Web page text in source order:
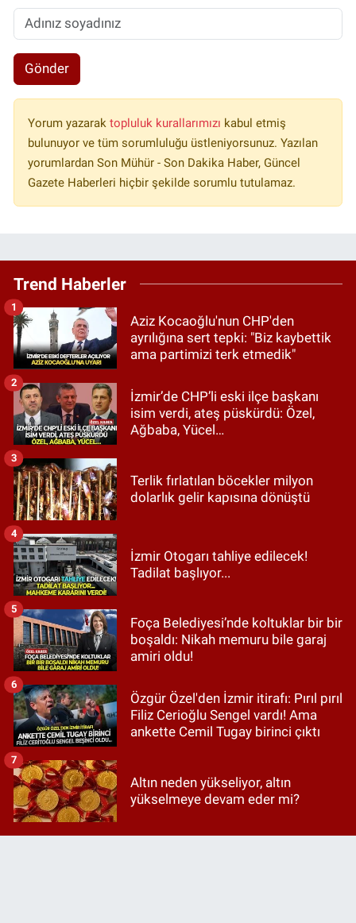
Gönder
Yorum yazarak topluluk kurallarımızı kabul etmiş
bulunuyor ve tüm sorumluluğu üstleniyorsunuz. Yazılan
yorumlardan Son Mühür - Son Dakika Haber, Güncel
Gazete Haberleri hiçbir şekilde sorumlu tutulamaz.
Trend Haberler
Aziz Kocaoğlu'nun CHP'den
ayrılığına sert tepki: "Biz kaybettik
ama partimizi terk etmedik"
1
İzmir’de CHP’li eski ilçe başkanı
isim verdi, ateş püskürdü: Özel,
Ağbaba, Yücel…
2
Terlik fırlatılan böcekler milyon
dolarlık gelir kapısına dönüştü
3
İzmir Otogarı tahliye edilecek!
Tadilat başlıyor...
4
Foça Belediyesi’nde koltuklar bir bir
boşaldı: Nikah memuru bile garaj
amiri oldu!
5
Özgür Özel'den İzmir itirafı: Pırıl pırıl
Filiz Cerioğlu Sengel vardı! Ama
ankette Cemil Tugay birinci çıktı
6
Altın neden yükseliyor, altın
yükselmeye devam eder mi?
7